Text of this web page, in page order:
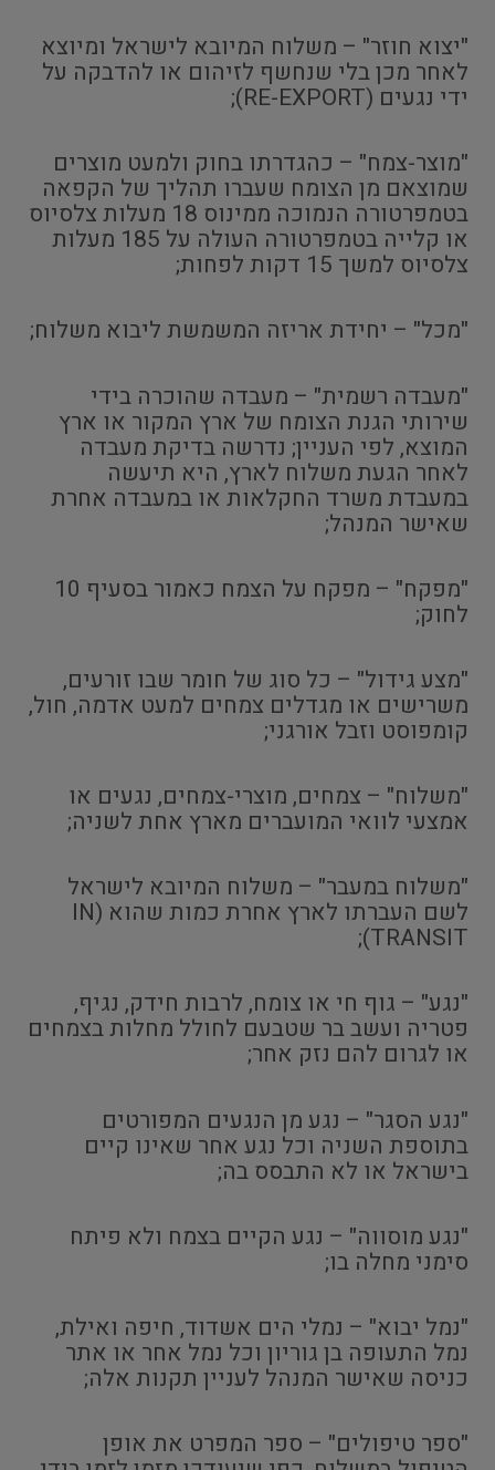
"יצוא חוזר" – משלוח המיובא לישראל ומיוצא
לאחר מכן בלי שנחשף לזיהום או להדבקה על
ידי נגעים (RE-EXPORT);
"מוצר-צמח" – כהגדרתו בחוק ולמעט מוצרים
שמוצאם מן הצומח שעברו תהליך של הקפאה
בטמפרטורה הנמוכה ממינוס 18 מעלות צלסיוס
או קלייה בטמפרטורה העולה על 185 מעלות
צלסיוס למשך 15 דקות לפחות;
"מכל" – יחידת אריזה המשמשת ליבוא משלוח;
"מעבדה רשמית" – מעבדה שהוכרה בידי
שירותי הגנת הצומח של ארץ המקור או ארץ
המוצא, לפי העניין; נדרשה בדיקת מעבדה
לאחר הגעת משלוח לארץ, היא תיעשה
במעבדת משרד החקלאות או במעבדה אחרת
שאישר המנהל;
"מפקח" – מפקח על הצמח כאמור בסעיף 10
לחוק;
"מצע גידול" – כל סוג של חומר שבו זורעים,
משרישים או מגדלים צמחים למעט אדמה, חול,
קומפוסט וזבל אורגני;
"משלוח" – צמחים, מוצרי-צמחים, נגעים או
אמצעי לוואי המועברים מארץ אחת לשניה;
"משלוח במעבר" – משלוח המיובא לישראל
לשם העברתו לארץ אחרת כמות שהוא (IN
TRANSIT);
"נגע" – גוף חי או צומח, לרבות חידק, נגיף,
פטריה ועשב בר שטבעם לחולל מחלות בצמחים
או לגרום להם נזק אחר;
"נגע הסגר" – נגע מן הנגעים המפורטים
בתוספת השניה וכל נגע אחר שאינו קיים
בישראל או לא התבסס בה;
"נגע מוסווה" – נגע הקיים בצמח ולא פיתח
סימני מחלה בו;
"נמל יבוא" – נמלי הים אשדוד, חיפה ואילת,
נמל התעופה בן גוריון וכל נמל אחר או אתר
כניסה שאישר המנהל לעניין תקנות אלה;
"ספר טיפולים" – ספר המפרט את אופן